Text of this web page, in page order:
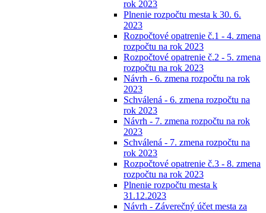
rok 2023
Plnenie rozpočtu mesta k 30. 6.
2023
Rozpočtové opatrenie č.1 - 4. zmena
rozpočtu na rok 2023
Rozpočtové opatrenie č.2 - 5. zmena
rozpočtu na rok 2023
Návrh - 6. zmena rozpočtu na rok
2023
Schválená - 6. zmena rozpočtu na
rok 2023
Návrh - 7. zmena rozpočtu na rok
2023
Schválená - 7. zmena rozpočtu na
rok 2023
Rozpočtové opatrenie č.3 - 8. zmena
rozpočtu na rok 2023
Plnenie rozpočtu mesta k
31.12.2023
Návrh - Záverečný účet mesta za